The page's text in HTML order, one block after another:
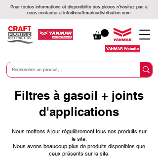
Pour toutes informations et disponibilité des pièces n’hésitez pas à
nous contacter à info@craftmarinedistribution.com
Filtres à gasoil + joints
d'applications
Nous mettons à jour régulièrement tous nos produits sur
le site.
Nous avons beaucoup plus de produits disponibles que
ceux présents sur le site.